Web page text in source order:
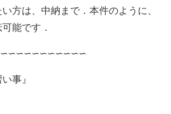
方は、中納まで．本件のように、
能です．
事』